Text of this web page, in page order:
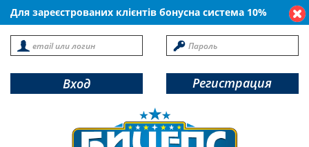
Для зареєстрованих клієнтів бонусна система 10%
Вход Регистрация